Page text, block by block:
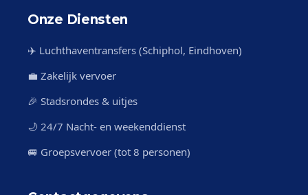
Onze Diensten
✈️ Luchthaventransfers (Schiphol, Eindhoven)
💼 Zakelijk vervoer
🎉 Stadsrondes & uitjes
🌙 24/7 Nacht- en weekenddienst
🚐 Groepsvervoer (tot 8 personen)